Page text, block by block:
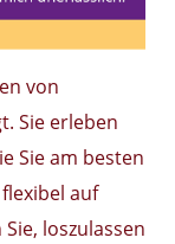
von
Sie erleben
Sie am besten
auf
loszulassen